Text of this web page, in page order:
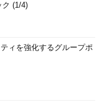
ク (1/4)
ィを強化するグループポ